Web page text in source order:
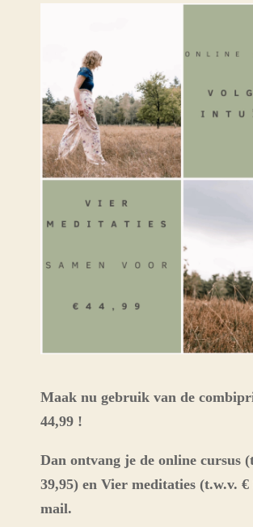
Maak nu gebruik van de
44,99 !
Dan ontvang je de online cursus
39,95) en Vier meditaties (t.w.v.
mail.